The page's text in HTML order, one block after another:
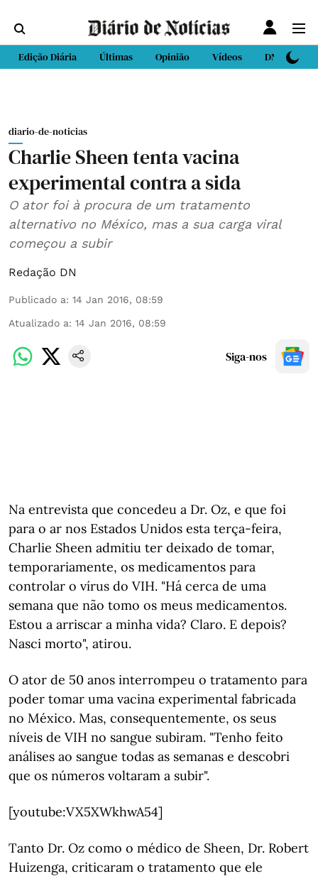
Edição Diária Últimas Opinião Vídeos DN Sport
diario-de-noticias
Charlie Sheen tenta vacina
experimental contra a sida
O ator foi à procura de um tratamento
alternativo no México, mas a sua carga viral
começou a subir
Redação DN
Publicado a: 14 Jan 2016, 08:59
Atualizado a: 14 Jan 2016, 08:59
Siga-nos
Na entrevista que concedeu a Dr. Oz, e que foi
para o ar nos Estados Unidos esta terça-feira,
Charlie Sheen admitiu ter deixado de tomar,
temporariamente, os medicamentos para
controlar o vírus do VIH. "Há cerca de uma
semana que não tomo os meus medicamentos.
Estou a arriscar a minha vida? Claro. E depois?
Nasci morto", atirou.
O ator de 50 anos interrompeu o tratamento para
poder tomar uma vacina experimental fabricada
no México. Mas, consequentemente, os seus
níveis de VIH no sangue subiram. "Tenho feito
análises ao sangue todas as semanas e descobri
que os números voltaram a subir".
[youtube:VX5XWkhwA54]
Tanto Dr. Oz como o médico de Sheen, Dr. Robert
Huizenga, criticaram o tratamento que ele